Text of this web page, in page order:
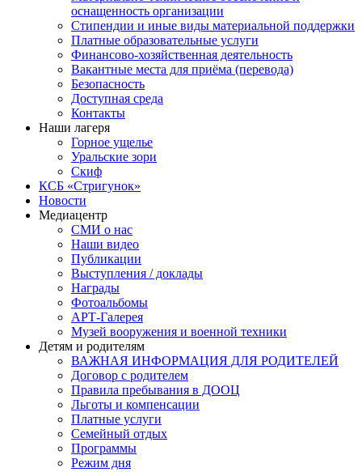
оснащенность организации
Стипендии и иные виды материальной поддержки
Платные образовательные услуги
Финансово-хозяйственная деятельность
Вакантные места для приёма (перевода)
Безопасность
Доступная среда
Контакты
Наши лагеря
Горное ущелье
Уральские зори
Скиф
КСБ «Стригунок»
Новости
Медиацентр
СМИ о нас
Наши видео
Публикации
Выступления / доклады
Награды
Фотоальбомы
АРТ-Галерея
Музей вооружения и военной техники
Детям и родителям
ВАЖНАЯ ИНФОРМАЦИЯ ДЛЯ РОДИТЕЛЕЙ
Договор с родителем
Правила пребывания в ДООЦ
Льготы и компенсации
Платные услуги
Семейный отдых
Программы
Режим дня